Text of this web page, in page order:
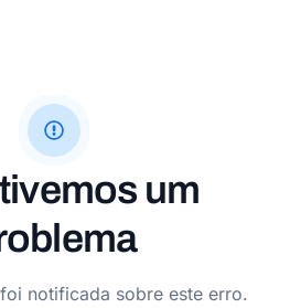
um
notificada sobre este erro.